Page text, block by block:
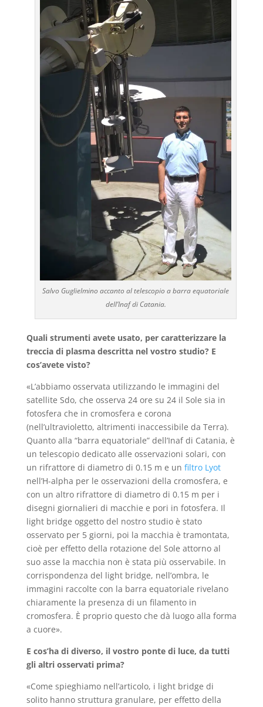
Salvo Guglielmino accanto al telescopio a barra equatoriale
dell’Inaf di Catania.
Quali strumenti avete usato, per caratterizzare la
treccia di plasma descritta nel vostro studio? E
cos’avete visto?
«L’abbiamo osservata utilizzando le immagini del
satellite Sdo, che osserva 24 ore su 24 il Sole sia in
fotosfera che in cromosfera e corona
(nell’ultravioletto, altrimenti inaccessibile da Terra).
Quanto alla “barra equatoriale” dell’Inaf di Catania, è
un telescopio dedicato alle osservazioni solari, con
un rifrattore di diametro di 0.15 m e un filtro Lyot
nell’H-alpha per le osservazioni della cromosfera, e
con un altro rifrattore di diametro di 0.15 m per i
disegni giornalieri di macchie e pori in fotosfera. Il
light bridge oggetto del nostro studio è stato
osservato per 5 giorni, poi la macchia è tramontata,
cioè per effetto della rotazione del Sole attorno al
suo asse la macchia non è stata più osservabile. In
corrispondenza del light bridge, nell’ombra, le
immagini raccolte con la barra equatoriale rivelano
chiaramente la presenza di un filamento in
cromosfera. È proprio questo che dà luogo alla forma
a cuore».
E cos’ha di diverso, il vostro ponte di luce, da tutti
gli altri osservati prima?
«Come spieghiamo nell’articolo, i light bridge di
solito hanno struttura granulare, per effetto della